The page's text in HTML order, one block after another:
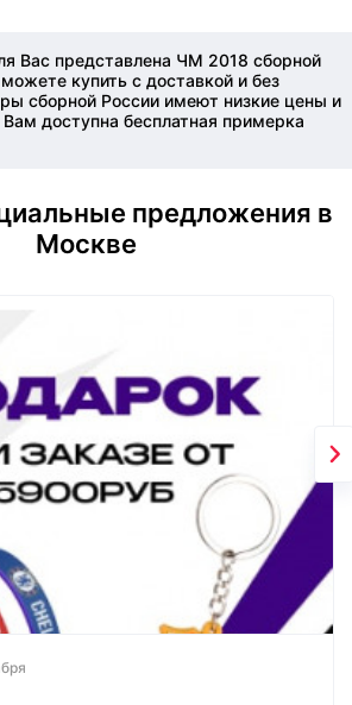
Вас представлена ЧМ 2018 сборной
купить с доставкой и без
сборной России имеют низкие цены и
доступна бесплатная примерка
предложения в
Москве